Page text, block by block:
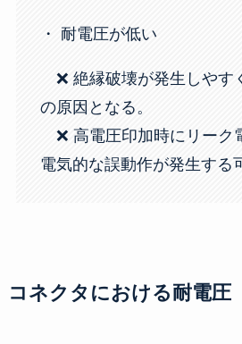
・ 耐電圧が低い
❌ 絶縁破壊が発生しやす
の原因となる。
❌ 高電圧印加時にリーク
電気的な誤動作が発生する
コネクタにおける耐電圧